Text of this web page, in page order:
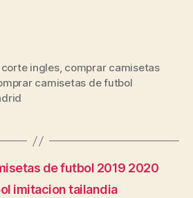
ingles, comprar camisetas
camisetas de futbol
de futbol 2019 2020
imitacion tailandia